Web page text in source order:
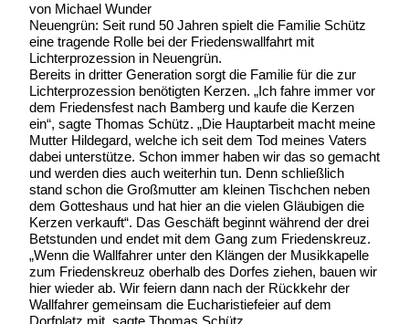
von Michael Wunder
Neuengrün: Seit rund 50 Jahren spielt die Familie Schütz
eine tragende Rolle bei der Friedenswallfahrt mit
Lichterprozession in Neuengrün.
Bereits in dritter Generation sorgt die Familie für die zur
Lichterprozession benötigten Kerzen. „Ich fahre immer vor
dem Friedensfest nach Bamberg und kaufe die Kerzen
ein“, sagte Thomas Schütz. „Die Hauptarbeit macht meine
Mutter Hildegard, welche ich seit dem Tod meines Vaters
dabei unterstütze. Schon immer haben wir das so gemacht
und werden dies auch weiterhin tun. Denn schließlich
stand schon die Großmutter am kleinen Tischchen neben
dem Gotteshaus und hat hier an die vielen Gläubigen die
Kerzen verkauft“. Das Geschäft beginnt während der drei
Betstunden und endet mit dem Gang zum Friedenskreuz.
„Wenn die Wallfahrer unter den Klängen der Musikkapelle
zum Friedenskreuz oberhalb des Dorfes ziehen, bauen wir
hier wieder ab. Wir feiern dann nach der Rückkehr der
Wallfahrer gemeinsam die Eucharistiefeier auf dem
Dorfplatz mit, sagte Thomas Schütz.